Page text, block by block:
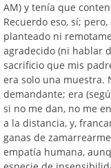
AM) y tenía que
Recuerdo eso, sí;
planteado ni
agradecido (ni hablar
sacrificio que mis
era solo una muestra.
demandante; era
si no me dan, no me
a la distancia, y,
ganas de
empatía humana,